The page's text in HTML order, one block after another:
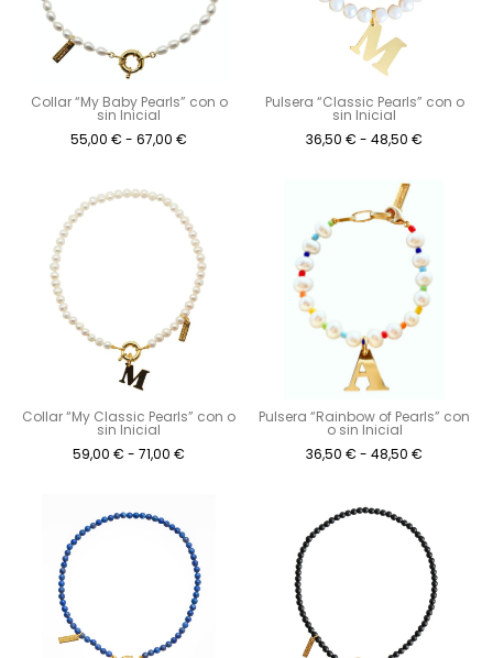
Collar “My Baby Pearls” con o
sin Inicial
55,00 € - 67,00 €
Pulsera “Classic Pearls” con o
sin Inicial
36,50 € - 48,50 €
Collar “My Classic Pearls” con o
sin Inicial
59,00 € - 71,00 €
Pulsera “Rainbow of Pearls” con
o sin Inicial
36,50 € - 48,50 €